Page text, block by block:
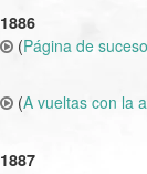
1886
(Página de
(A vueltas con la
1887